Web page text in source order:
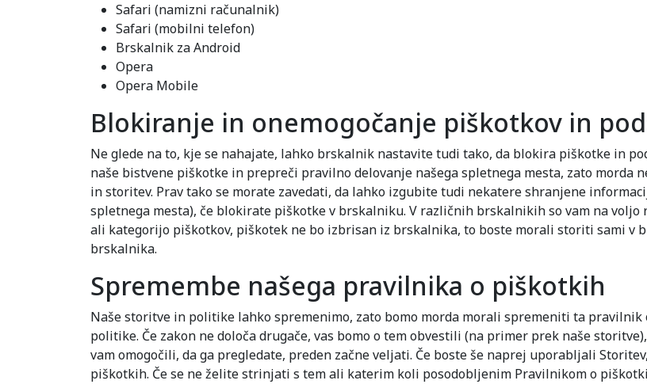
Safari (namizni računalnik)
Safari (mobilni telefon)
Brskalnik za Android
Opera
Opera Mobile
Blokiranje in onemogočanje piškotkov in
Ne glede na to, kje se nahajate, lahko brskalnik nastavite tudi tako, da blokira piškotke in
naše bistvene piškotke in prepreči pravilno delovanje našega spletnega mesta, zato
in storitev. Prav tako se morate zavedati, da lahko izgubite tudi nekatere shranjene
spletnega mesta), če blokirate piškotke v brskalniku. V različnih brskalnikih so vam na
ali kategorijo piškotkov, piškotek ne bo izbrisan iz brskalnika, to boste morali storiti sami v
brskalnika.
Spremembe našega pravilnika o piškotkih
Naše storitve in politike lahko spremenimo, zato bomo morda morali spremeniti ta
politike. Če zakon ne določa drugače, vas bomo o tem obvestili (na primer prek naše
vam omogočili, da ga pregledate, preden začne veljati. Če boste še naprej uporabljali
piškotkih. Če se ne želite strinjati s tem ali katerim koli posodobljenim Pravilnikom o